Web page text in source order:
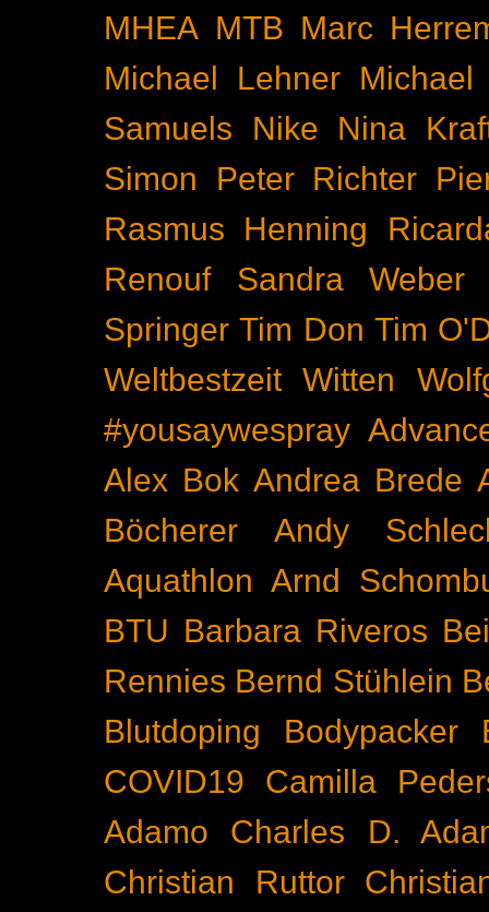
MHEA MTB Marc
Michael Lehner Michael
Samuels
Nike
Nina
Simon
Peter Richter
Rasmus Henning
Renouf
Sandra Weber
Springer Tim Don Tim
Weltbestzeit Witten
#yousaywespray
Alex Bok Andrea Brede
Böcherer
Andy
Aquathlon Arnd
BTU Barbara Riveros
Rennies Bernd Stühlein
Blutdoping
Bodypacker
COVID19
Camilla
Adamo
Charles D.
Christian Ruttor